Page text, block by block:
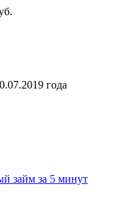
года
займ за 5 минут